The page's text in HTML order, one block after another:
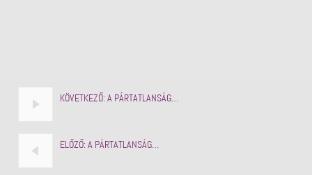
KÖVETKEZŐ: A PÁRTATLANSÁG…
ELŐZŐ: A PÁRTATLANSÁG…